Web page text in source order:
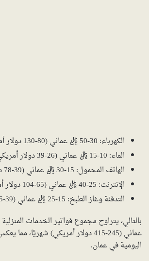
الكهرباء: 30-50 ريال عماني (80-130 دولار أمريكي)
الماء: 10-15 ريال عماني (26-39 دولار أمريكي)
الهاتف المحمول: 15-30 ريال عماني (39-78 دولار أمريكي)
الإنترنت: 25-40 ريال عماني (65-104 دولار أمريكي)
التدفئة وغاز الطبخ: 15-25 ريال عماني (39-65 دولار أمريكي)
عماني (245-415 دولار أمريكي) شهريًا،
اليومية في عمان.